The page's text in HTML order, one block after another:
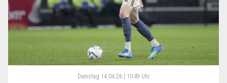
Dienstag 14.04.26 | 10:49 Uhr